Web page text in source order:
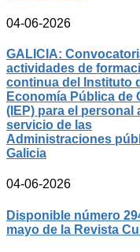
04-06-2026
GALICIA:
actividades de
continua del Instituto
Economía Pública de
(IEP) para el personal
servicio de las
Administraciones
Galicia
04-06-2026
Disponible número
mayo de la Revista